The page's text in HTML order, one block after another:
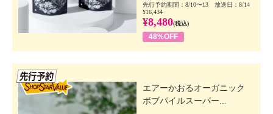
先行予約期間：8/10〜13 放送日：8/14
¥16,434
¥8,480(税込)
48%OFF
エアーかおるオーガニック
ボブパイルスーパー...